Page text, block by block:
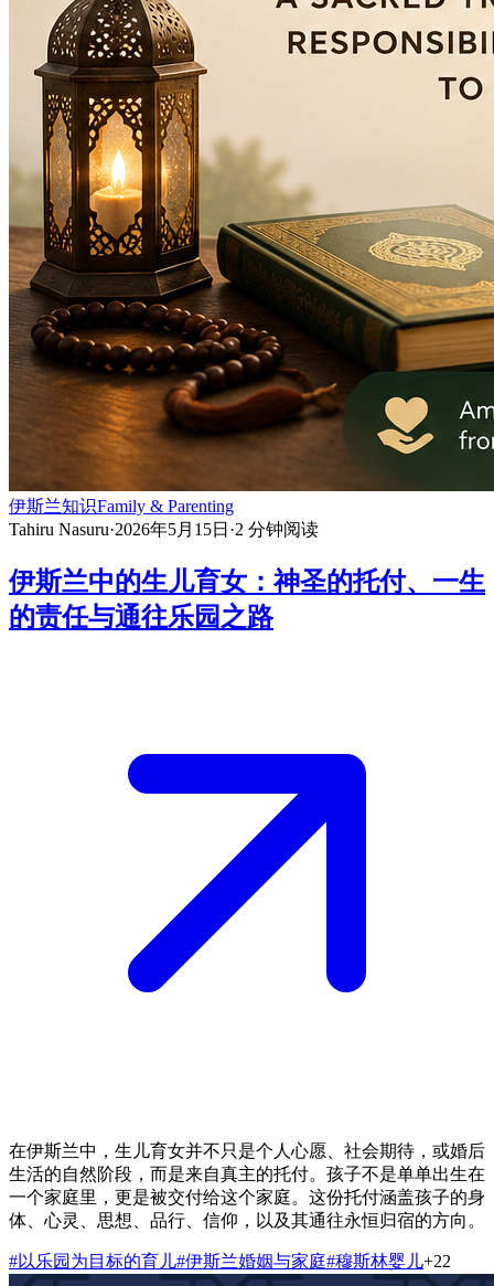
伊斯兰知识Family & Parenting
Tahiru Nasuru·2026年5月15日 ·2 分钟阅读
伊斯兰中的生儿育女：神圣的托付、一生
的责任与通往乐园之路
在伊斯兰中，生儿育女并不只是个人心愿、社会期待，或婚后
生活的自然阶段，而是来自真主的托付。孩子不是单单出生在
一个家庭里，更是被交付给这个家庭。这份托付涵盖孩子的身
体、心灵、思想、品行、信仰，以及其通往永恒归宿的方向。
#以乐园为目标的育儿#伊斯兰婚姻与家庭#穆斯林婴儿+22